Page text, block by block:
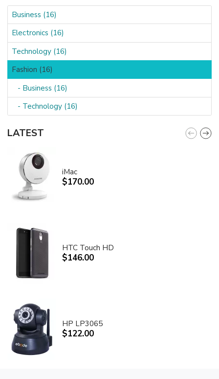
Business (16)
Electronics (16)
Technology (16)
Fashion (16)
- Business (16)
- Technology (16)
LATEST
iMac
$170.00
HTC Touch HD
$146.00
HP LP3065
$122.00